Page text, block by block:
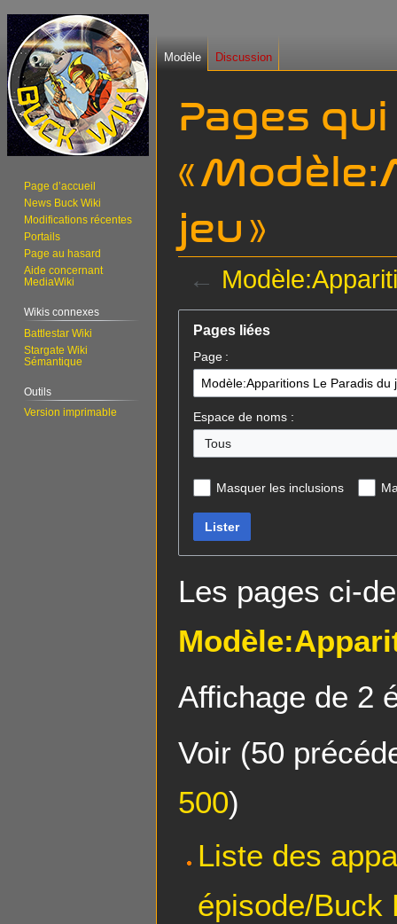
Pages
«
jeu »
←
navigation
recherche
Pages liées
Page :
Espace de noms :
Tous
Masquer les inclusions
Lister
Les pages ci-
Affichage de 2
Voir (50
500)
Liste des
épisode/Buck
Modèle Discussion
Page d’accueil
News Buck Wiki
Modifications récentes
Portails
Page au hasard
Aide concernant
MediaWiki
Wikis connexes
Battlestar Wiki
Stargate Wiki
Sémantique
Outils
Version imprimable